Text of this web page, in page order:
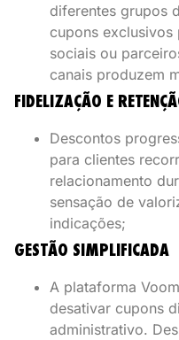
diferentes grupos
cupons exclusivos
sociais ou
canais produzem
FIDELIZAÇÃO E
Descontos
para clientes
relacionamento
sensação de
indicações;
GESTÃO SIMPLIFICADA
A plataforma
desativar cupons
administrativo.